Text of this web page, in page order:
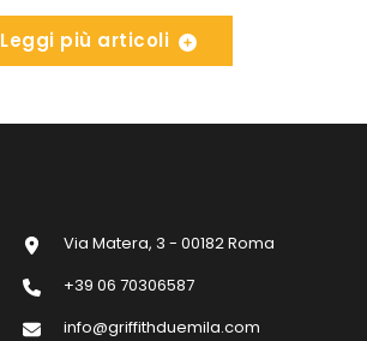
Leggi più articoli
Via Matera, 3 - 00182 Roma
+39 06 70306587
info@griffithduemila.com